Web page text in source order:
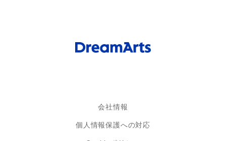
会社情報
個人情報保護への対応